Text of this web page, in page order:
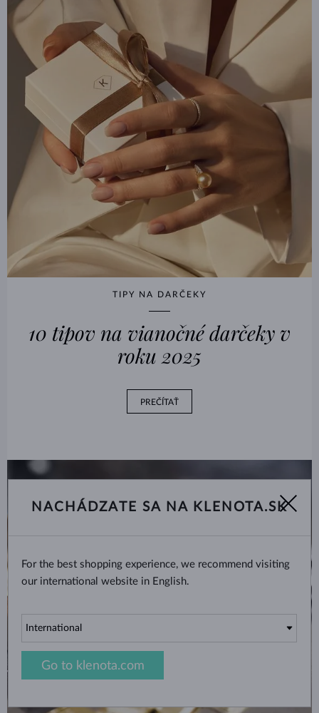
TIPY NA DARČEKY
10 tipov na vianočné darčeky v
roku 2025
PREČÍTAŤ
NACHÁDZATE SA NA KLENOTA.SK
For the best shopping experience, we recommend visiting
our international website in English.
Go to klenota.com